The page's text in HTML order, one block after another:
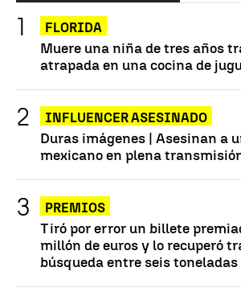
FLORIDA
Muere una niña de tres años
atrapada en una cocina de
INFLUENCER ASESINADO
Duras imágenes | Asesinan a
mexicano en plena
PREMIOS
Tiró por error un billete
millón de euros y lo recuperó
búsqueda entre seis toneladas